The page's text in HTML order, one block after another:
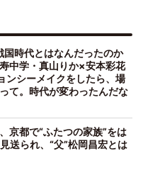
国時代とはなんだったのか
中学・真山りか×安本彩花
ンシーメイクをしたら、場
て。時代が変わったんだな
京都で“ふたつの家族”をは
送られ、“父”松岡昌宏とは